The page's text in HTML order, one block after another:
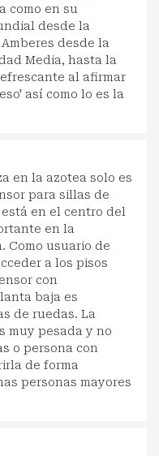
como en su
desde la
desde la
Media, hasta la
al afirmar
así como lo es la
en la azotea solo es
para sillas de
en el centro del
en la
Como usuario de
a los pisos
con
baja es
de ruedas. La
muy pesada y no
o persona con
de forma
personas mayores